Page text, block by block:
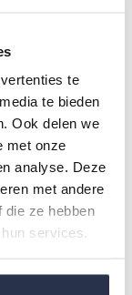
te
te bieden
Ook delen we
met onze
analyse. Deze
met andere
die ze hebben
services.
Muts